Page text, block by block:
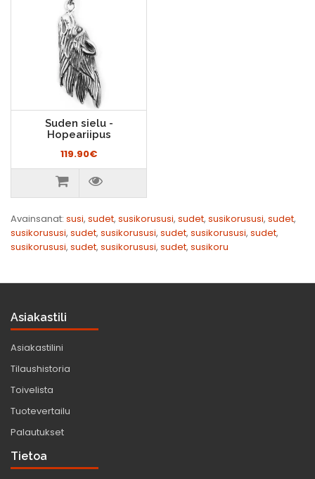
Suden sielu -
Hopeariipus
119.90€
Avainsanat: susi, sudet, susikorususi, sudet, susikorususi, sudet,
susikorususi, sudet, susikorususi, sudet, susikorususi, sudet,
susikorususi, sudet, susikorususi, sudet, susikoru
Asiakastili
Asiakastilini
Tilaushistoria
Toivelista
Tuotevertailu
Palautukset
Tietoa